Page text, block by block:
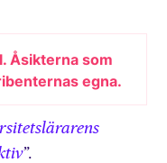
Åsikterna som
egna.
”.